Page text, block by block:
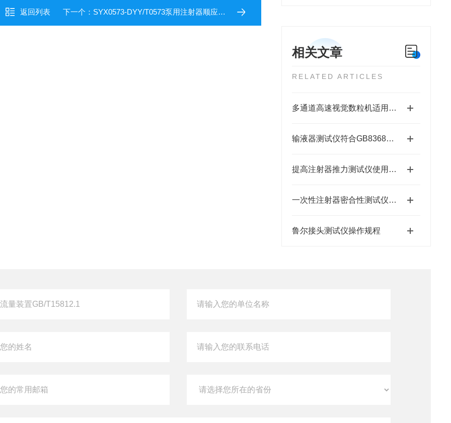
相关文章
RELATED ARTICLES
多通道高速视觉数粒机适用于哪些行业
输液器测试仪符合GB8368标准
提高注射器推力测试仪使用寿命的方法有哪些？
一次性注射器密合性测试仪厂家介绍
鲁尔接头测试仪操作规程
返回列表 下一个： SYX0573-DYY/T0573泵用注射器顺应性测试仪